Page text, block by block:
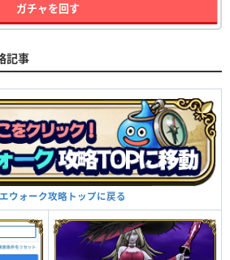
ガチャを回す
記事
ウォーク攻略トップに戻る